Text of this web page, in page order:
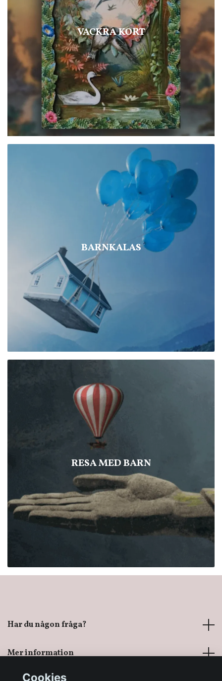
VACKRA KORT
BARNKALAS
RESA MED BARN
Har du någon fråga?
Mer information
Cookies